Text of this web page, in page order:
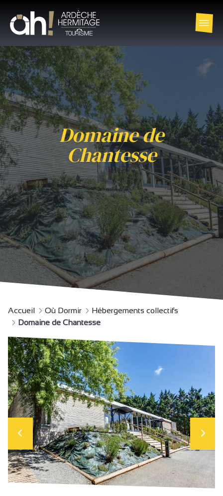
Domaine de
Chantesse
Accueil Où Dormir
Hébergements collectifs
Domaine de Chantesse